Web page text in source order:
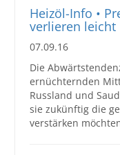
Heizöl-Info •
verlieren leicht
07.09.16
Die
ernüchternden
Russland und
sie zukünftig die
verstärken